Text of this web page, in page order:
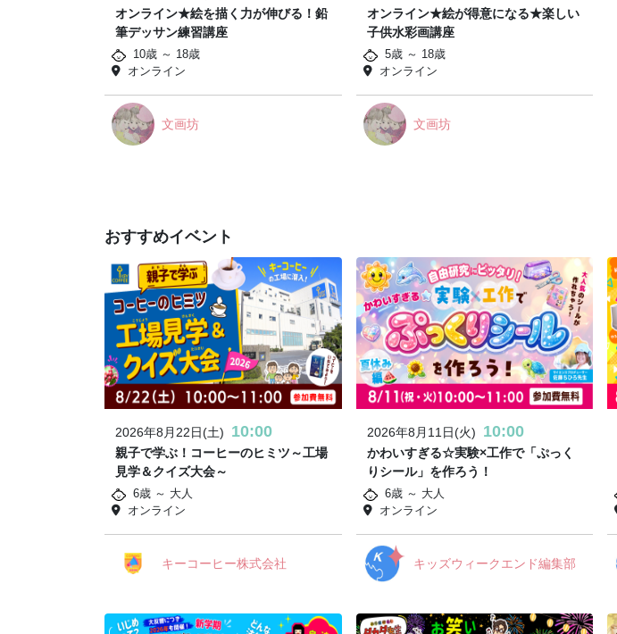
オンライン★絵を描く力が伸びる！鉛
筆デッサン練習講座
10歳 ～ 18歳
オンライン
文画坊
オンライン★絵が得意になる★楽しい
子供水彩画講座
5歳 ～ 18歳
オンライン
文画坊
おすすめイベント
2026年8月22日(土) 10:00
親子で学ぶ！コーヒーのヒミツ～工場
見学＆クイズ大会～
6歳 ～ 大人
オンライン
キーコーヒー株式会社
2026年8月11日(火) 10:00
かわいすぎる☆実験×工作で「ぷっく
りシール」を作ろう！
6歳 ～ 大人
オンライン
キッズウィークエンド編集部